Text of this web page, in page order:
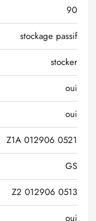
90
stockage passif
stocker
oui
oui
Z1A 012906 0521
GS
Z2 012906 0513
oui